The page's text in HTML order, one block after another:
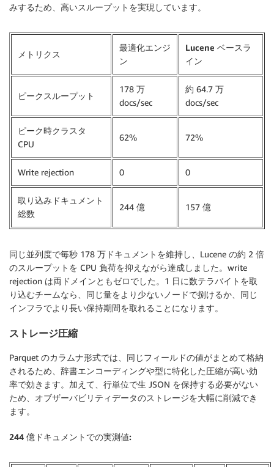
みするため、高いスループットを実現しています。
メトリクス
最適化エンジ
ン
Lucene ベースラ
イン
ピークスループット
178 万
docs/sec
約 64.7 万
docs/sec
ピーク時クラスタ
CPU
62% 72%
Write rejection 0 0
取り込みドキュメント
総数
244 億 157 億
同じ並列度で毎秒 178 万ドキュメントを維持し、Lucene の約 2 倍
のスループットを CPU 負荷を抑えながら達成しました。write
rejection は両ドメインともゼロでした。1 日に数テラバイトを取
り込むチームなら、同じ量をより少ないノードで捌けるか、同じ
インフラでより長い保持期間を取れることになります。
ストレージ圧縮
Parquet のカラムナ形式では、同じフィールドの値がまとめて格納
されるため、辞書エンコーディングや型に特化した圧縮が高い効
率で効きます。加えて、行単位で生 JSON を保持する必要がない
ため、オブザーバビリティデータのストレージを大幅に削減でき
ます。
244 億ドキュメントでの実測値: